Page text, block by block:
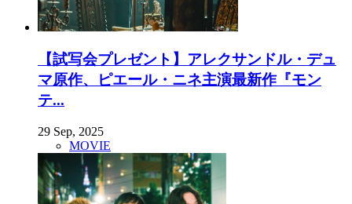
【試写会プレゼント】アレクサンドル・デュ
マ原作、ピエール・ニネ主演最新作『モン
テ...
29 Sep, 2025
MOVIE